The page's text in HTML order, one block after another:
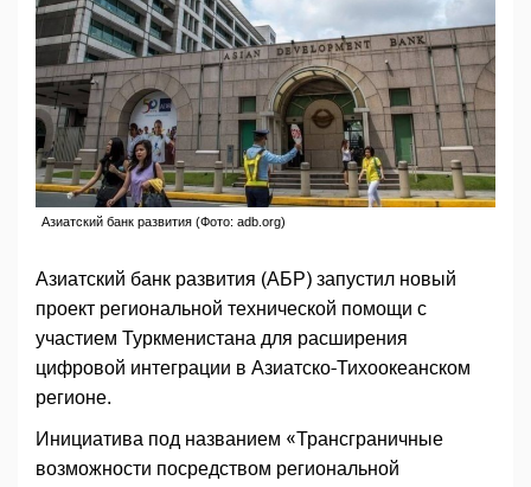
Азиатский банк развития (Фото: adb.org)
Азиатский банк развития (АБР) запустил новый
проект региональной технической помощи с
участием Туркменистана для расширения
цифровой интеграции в Азиатско-Тихоокеанском
регионе.
Инициатива под названием «Трансграничные
возможности посредством региональной